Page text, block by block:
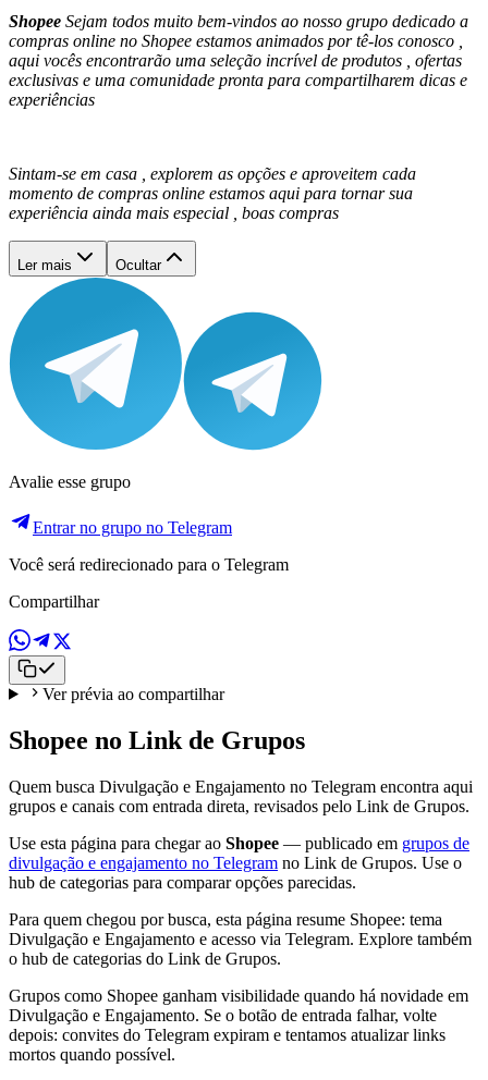
Shopee Sejam todos muito bem-vindos ao nosso grupo dedicado a
compras online no Shopee estamos animados por tê-los conosco ,
aqui vocês encontrarão uma seleção incrível de produtos , ofertas
exclusivas e uma comunidade pronta para compartilharem dicas e
experiências
Sintam-se em casa , explorem as opções e aproveitem cada
momento de compras online estamos aqui para tornar sua
experiência ainda mais especial , boas compras
Ler mais Ocultar
Avalie esse grupo
Entrar no grupo no Telegram
Você será redirecionado para o Telegram
Compartilhar
Ver prévia ao compartilhar
Shopee no Link de Grupos
Quem busca Divulgação e Engajamento no Telegram encontra aqui
grupos e canais com entrada direta, revisados pelo Link de Grupos.
Use esta página para chegar ao Shopee — publicado em grupos de
divulgação e engajamento no Telegram no Link de Grupos. Use o
hub de categorias para comparar opções parecidas.
Para quem chegou por busca, esta página resume Shopee: tema
Divulgação e Engajamento e acesso via Telegram. Explore também
o hub de categorias do Link de Grupos.
Grupos como Shopee ganham visibilidade quando há novidade em
Divulgação e Engajamento. Se o botão de entrada falhar, volte
depois: convites do Telegram expiram e tentamos atualizar links
mortos quando possível.